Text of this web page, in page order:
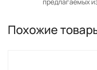
предлагаемых
Похожие